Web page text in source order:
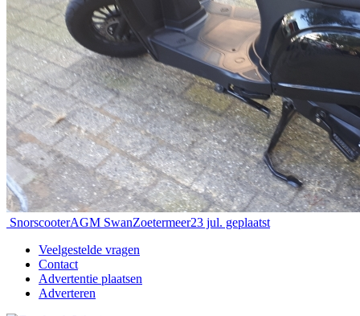
SnorscooterAGM SwanZoetermeer23 jul. geplaatst
Veelgestelde vragen
Contact
Advertentie plaatsen
Adverteren